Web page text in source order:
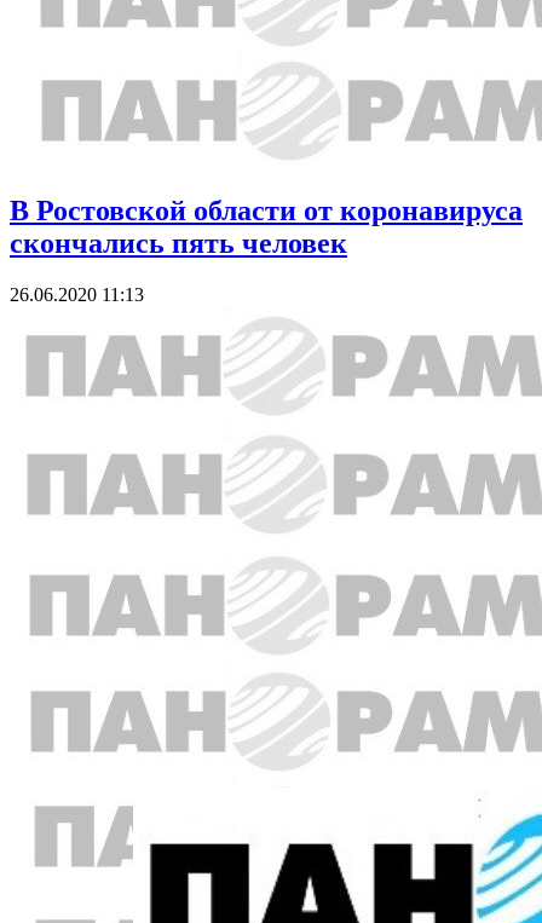
В Ростовской области от коронавируса
скончались пять человек
26.06.2020 11:13